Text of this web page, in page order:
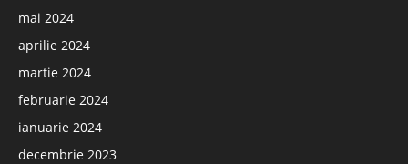
mai 2024
aprilie 2024
martie 2024
februarie 2024
ianuarie 2024
decembrie 2023